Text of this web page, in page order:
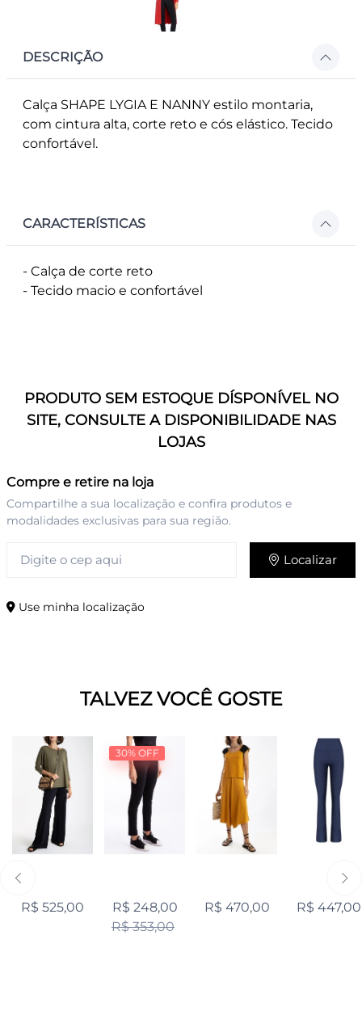
DESCRIÇÃO
Calça SHAPE LYGIA E NANNY estilo montaria,
com cintura alta, corte reto e cós elástico. Tecido
confortável.
CARACTERÍSTICAS
- Calça de corte reto
- Tecido macio e confortável
PRODUTO SEM ESTOQUE DÍSPONÍVEL NO
SITE, CONSULTE A DISPONIBILIDADE NAS
LOJAS
Compre e retire na loja
Compartilhe a sua localização e confira produtos e
modalidades exclusivas para sua região.
Localizar
Use minha localização
TALVEZ VOCÊ GOSTE
R$ 525,00
30% OFF
R$ 248,00
R$ 353,00
R$ 470,00 R$ 447,00